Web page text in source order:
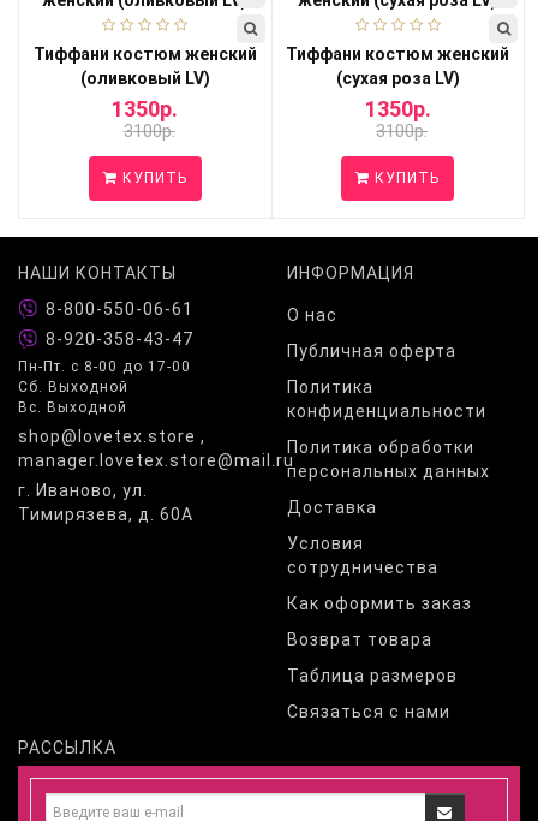
Тиффани костюм женский
(оливковый LV)
1350р.
3100р.
КУПИТЬ
Тиффани костюм женский
(сухая роза LV)
1350р.
3100р.
КУПИТЬ
НАШИ КОНТАКТЫ
8-800-550-06-61
8-920-358-43-47
Пн-Пт. с 8-00 до 17-00
Сб. Выходной
Вс. Выходной
shop@lovetex.store ,
manager.lovetex.store@mail.ru
г. Иваново, ул.
Тимирязева, д. 60А
ИНФОРМАЦИЯ
О нас
Публичная оферта
Политика
конфиденциальности
Политика обработки
персональных данных
Доставка
Условия
сотрудничества
Как оформить заказ
Возврат товара
Таблица размеров
Связаться с нами
РАССЫЛКА